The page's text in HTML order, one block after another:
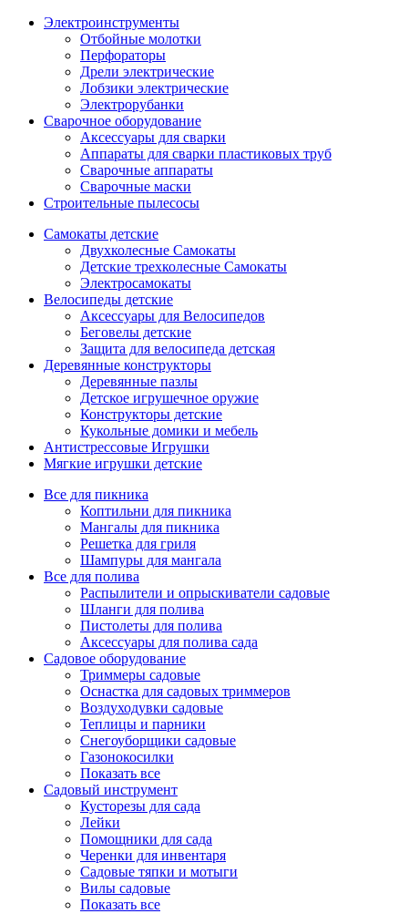
Электроинструменты
Отбойные молотки
Перфораторы
Дрели электрические
Лобзики электрические
Электрорубанки
Сварочное оборудование
Аксессуары для сварки
Аппараты для сварки пластиковых труб
Сварочные аппараты
Сварочные маски
Строительные пылесосы
Самокаты детские
Двухколесные Cамокаты
Детские трехколесные Самокаты
Электросамокаты
Велосипеды детские
Аксессуары для Велосипедов
Беговелы детские
Защита для велосипеда детская
Деревянные конструкторы
Деревянные пазлы
Детское игрушечное оружие
Конструкторы детские
Кукольные домики и мебель
Антистрессовые Игрушки
Мягкие игрушки детские
Все для пикника
Коптильни для пикника
Мангалы для пикника
Решетка для гриля
Шампуры для мангала
Все для полива
Распылители и опрыскиватели садовые
Шланги для полива
Пистолеты для полива
Аксессуары для полива сада
Садовое оборудование
Триммеры садовые
Оснастка для садовых триммеров
Воздуходувки садовые
Теплицы и парники
Снегоуборщики садовые
Газонокосилки
Показать все
Садовый инструмент
Кусторезы для сада
Лейки
Помощники для сада
Черенки для инвентаря
Садовые тяпки и мотыги
Вилы садовые
Показать все